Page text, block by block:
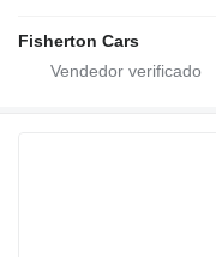
Fisherton Cars